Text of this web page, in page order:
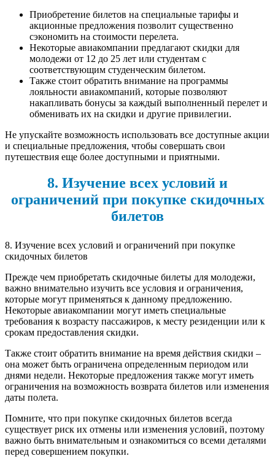
Приобретение билетов на специальные тарифы и
акционные предложения позволит существенно
сэкономить на стоимости перелета.
Некоторые авиакомпании предлагают скидки для
молодежи от 12 до 25 лет или студентам с
соответствующим студенческим билетом.
Также стоит обратить внимание на программы
лояльности авиакомпаний, которые позволяют
накапливать бонусы за каждый выполненный перелет и
обменивать их на скидки и другие привилегии.
Не упускайте возможность использовать все доступные акции
и специальные предложения, чтобы совершать свои
путешествия еще более доступными и приятными.
8. Изучение всех условий и
ограничений при покупке скидочных
билетов
8. Изучение всех условий и ограничений при покупке
скидочных билетов
Прежде чем приобретать скидочные билеты для молодежи,
важно внимательно изучить все условия и ограничения,
которые могут применяться к данному предложению.
Некоторые авиакомпании могут иметь специальные
требования к возрасту пассажиров, к месту резиденции или к
срокам предоставления скидки.
Также стоит обратить внимание на время действия скидки –
она может быть ограничена определенным периодом или
днями недели. Некоторые предложения также могут иметь
ограничения на возможность возврата билетов или изменения
даты полета.
Помните, что при покупке скидочных билетов всегда
существует риск их отмены или изменения условий, поэтому
важно быть внимательным и ознакомиться со всеми деталями
перед совершением покупки.